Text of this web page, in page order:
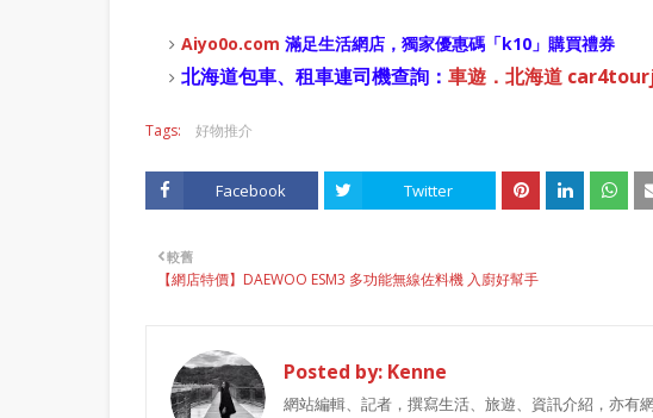
Aiyo0o.com 滿足生活網店， 獨家優惠碼「k10 」購買禮券
北海道包車、租車連司機查詢： 車遊．北海道
Tags: 好物推介
Facebook Twitter
較舊
【網店特價】DAEWOO ESM3 多功能無線佐料機 入廚好幫手
Posted by: Kenne
網站編輯、記者，撰寫生活、旅遊、資訊介紹，亦有